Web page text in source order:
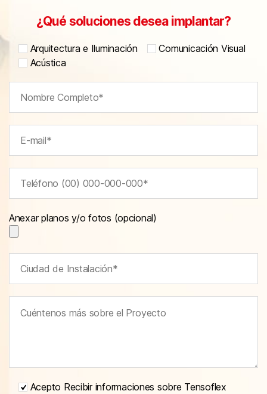
¿Qué soluciones desea implantar?
Arquitectura e Iluminación
Comunicación Visual
Acústica
Anexar planos y/o fotos (opcional)
Acepto Recibir informaciones sobre Tensoflex